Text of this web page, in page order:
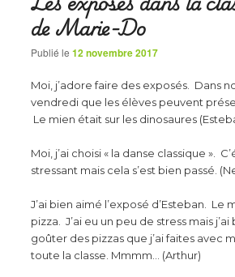
de Marie-Do
Publié le12 novembre 2017
Moi, j’adore faire des exposés. Dans
vendredi que les élèves peuvent
Le mien était sur les dinosaures
Moi, j’ai choisi « la danse classique ».
stressant mais cela s’est bien passé.
J’ai bien aimé l’exposé d’Esteban. Le
pizza. J’ai eu un peu de stress mais j’ai
goûter des pizzas que j’ai faites avec
toute la classe. Mmmm… (Arthur)